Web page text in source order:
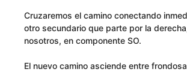
Cruzaremos el camino conectando
otro secundario que parte por la
nosotros, en componente SO.
El nuevo camino asciende entre